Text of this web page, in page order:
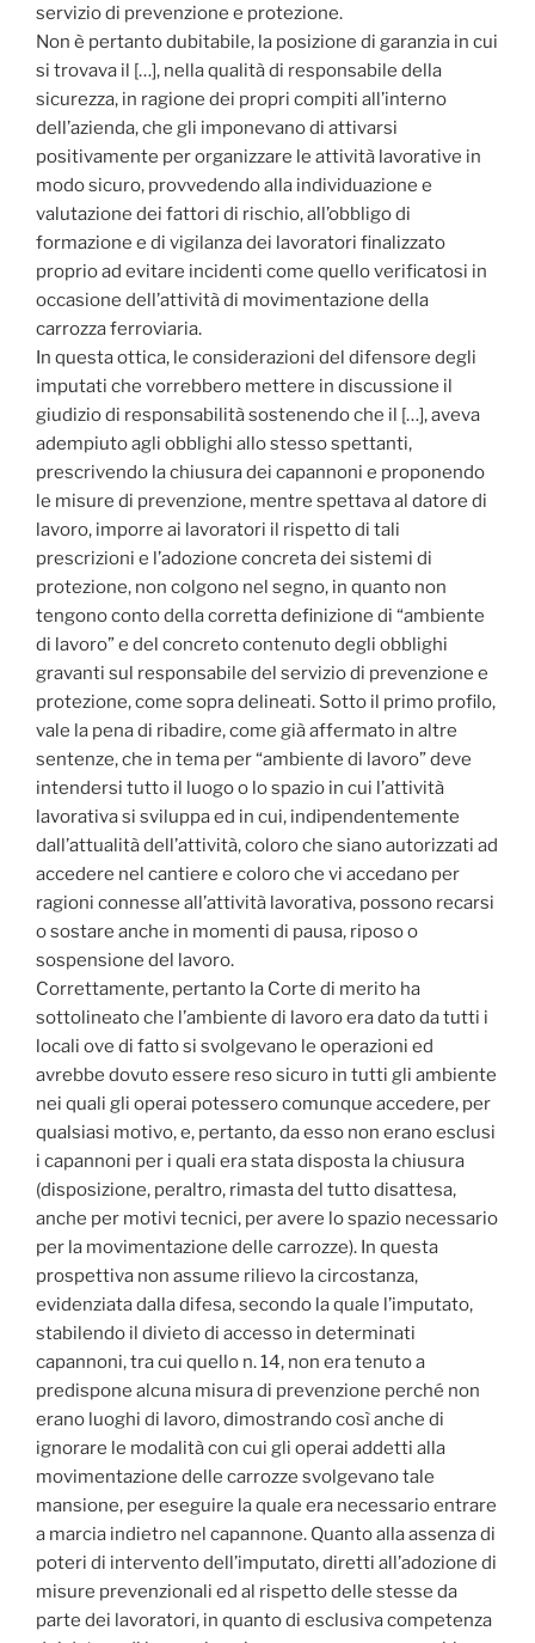
servizio di prevenzione e protezione.
Non è pertanto dubitabile, la posizione di garanzia in cui
si trovava il […], nella qualità di responsabile della
sicurezza, in ragione dei propri compiti all’interno
dell’azienda, che gli imponevano di attivarsi
positivamente per organizzare le attività lavorative in
modo sicuro, provvedendo alla individuazione e
valutazione dei fattori di rischio, all’obbligo di
formazione e di vigilanza dei lavoratori finalizzato
proprio ad evitare incidenti come quello verificatosi in
occasione dell’attività di movimentazione della
carrozza ferroviaria.
In questa ottica, le considerazioni del difensore degli
imputati che vorrebbero mettere in discussione il
giudizio di responsabilità sostenendo che il […], aveva
adempiuto agli obblighi allo stesso spettanti,
prescrivendo la chiusura dei capannoni e proponendo
le misure di prevenzione, mentre spettava al datore di
lavoro, imporre ai lavoratori il rispetto di tali
prescrizioni e l’adozione concreta dei sistemi di
protezione, non colgono nel segno, in quanto non
tengono conto della corretta definizione di “ambiente
di lavoro” e del concreto contenuto degli obblighi
gravanti sul responsabile del servizio di prevenzione e
protezione, come sopra delineati. Sotto il primo profilo,
vale la pena di ribadire, come già affermato in altre
sentenze, che in tema per “ambiente di lavoro” deve
intendersi tutto il luogo o lo spazio in cui l’attività
lavorativa si sviluppa ed in cui, indipendentemente
dall’attualità dell’attività, coloro che siano autorizzati ad
accedere nel cantiere e coloro che vi accedano per
ragioni connesse all’attività lavorativa, possono recarsi
o sostare anche in momenti di pausa, riposo o
sospensione del lavoro.
Correttamente, pertanto la Corte di merito ha
sottolineato che l’ambiente di lavoro era dato da tutti i
locali ove di fatto si svolgevano le operazioni ed
avrebbe dovuto essere reso sicuro in tutti gli ambiente
nei quali gli operai potessero comunque accedere, per
qualsiasi motivo, e, pertanto, da esso non erano esclusi
i capannoni per i quali era stata disposta la chiusura
(disposizione, peraltro, rimasta del tutto disattesa,
anche per motivi tecnici, per avere lo spazio necessario
per la movimentazione delle carrozze). In questa
prospettiva non assume rilievo la circostanza,
evidenziata dalla difesa, secondo la quale l’imputato,
stabilendo il divieto di accesso in determinati
capannoni, tra cui quello n. 14, non era tenuto a
predispone alcuna misura di prevenzione perché non
erano luoghi di lavoro, dimostrando così anche di
ignorare le modalità con cui gli operai addetti alla
movimentazione delle carrozze svolgevano tale
mansione, per eseguire la quale era necessario entrare
a marcia indietro nel capannone. Quanto alla assenza di
poteri di intervento dell’imputato, diretti all’adozione di
misure prevenzionali ed al rispetto delle stesse da
parte dei lavoratori, in quanto di esclusiva competenza